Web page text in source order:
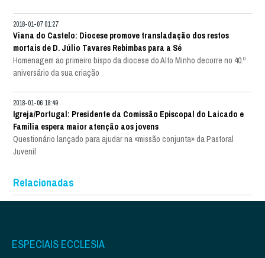
2018-01-07 01:27
Viana do Castelo: Diocese promove transladação dos restos
mortais de D. Júlio Tavares Rebimbas para a Sé
Homenagem ao primeiro bispo da diocese do Alto Minho decorre no 40.º
aniversário da sua criação
2018-01-06 18:49
Igreja/Portugal: Presidente da Comissão Episcopal do Laicado e
Família espera maior atenção aos jovens
Questionário lançado para ajudar na «missão conjunta» da Pastoral
Juvenil
Relacionadas
ESPECIAIS ECCLESIA